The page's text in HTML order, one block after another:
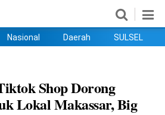
Nasional Daerah SULSEL
Shop Dorong
Lokal Makassar, Big